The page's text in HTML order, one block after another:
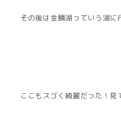
その後は金鱗湖っていう湖
ここもスゴく綺麗だった！見